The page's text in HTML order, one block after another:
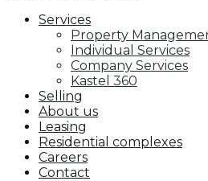
Services
Property
Individual Services
Company Services
Kastel 360
Selling
About us
Leasing
Residential complexes
Careers
Contact